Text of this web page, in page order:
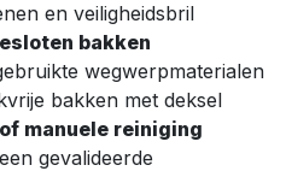
en veiligheidsbril
bakken
wegwerpmaterialen
bakken met deksel
manuele reiniging
gevalideerde